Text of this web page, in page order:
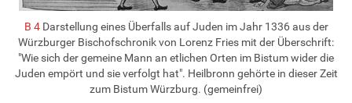
B 4Darstellung eines Überfalls auf Juden im Jahr 1336 aus der
Würzburger Bischofschronik von Lorenz Fries mit der Überschrift:
"Wie sich der gemeine Mann an etlichen Orten im Bistum wider die
Juden empört und sie verfolgt hat". Heilbronn gehörte in dieser Zeit
zum Bistum Würzburg. (gemeinfrei)